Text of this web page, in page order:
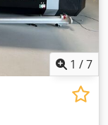
1 /7